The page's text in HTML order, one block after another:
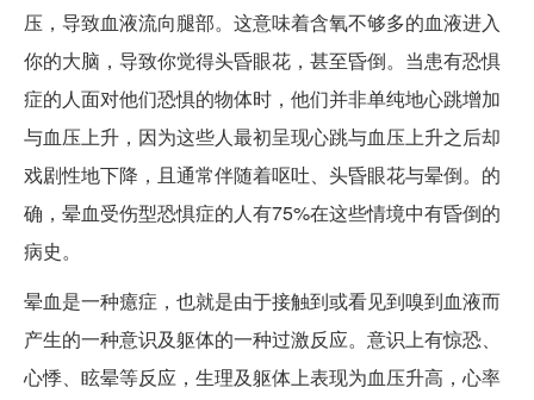
压，导致血液流向腿部。这意味着含氧不够多的血液进入
你的大脑，导致你觉得头昏眼花，甚至昏倒。当患有恐惧
症的人面对他们恐惧的物体时，他们并非单纯地心跳增加
与血压上升，因为这些人最初呈现心跳与血压上升之后却
戏剧性地下降，且通常伴随着呕吐、头昏眼花与晕倒。的
确，晕血受伤型恐惧症的人有75%在这些情境中有昏倒的
病史。
晕血是一种癔症，也就是由于接触到或看见到嗅到血液而
产生的一种意识及躯体的一种过激反应。意识上有惊恐、
心悸、眩晕等反应，生理及躯体上表现为血压升高，心率